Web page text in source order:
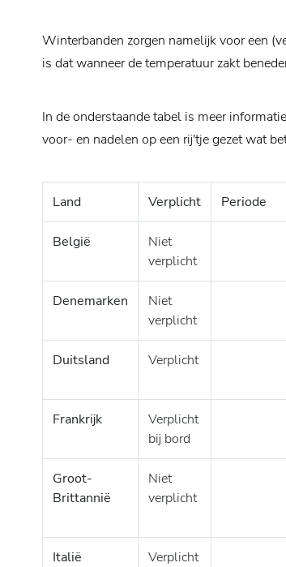
Winterbanden zorgen namelijk voor een
is dat wanneer de temperatuur zakt
In de onderstaande tabel is meer
voor- en nadelen op een rij'tje gezet wat
Land Verplicht Periode
België
Niet
verplicht
Denemarken
Niet
verplicht
Duitsland Verplicht
Frankrijk
Verplicht
bij bord
Groot-
Brittannië
Niet
verplicht
Italië
Verplicht